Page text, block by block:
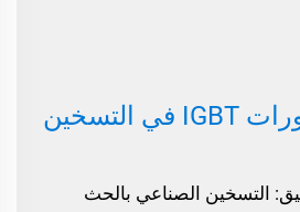
تطبيق ترانزستورات IGBT في التسخين
التسخين الصناعي بالحث